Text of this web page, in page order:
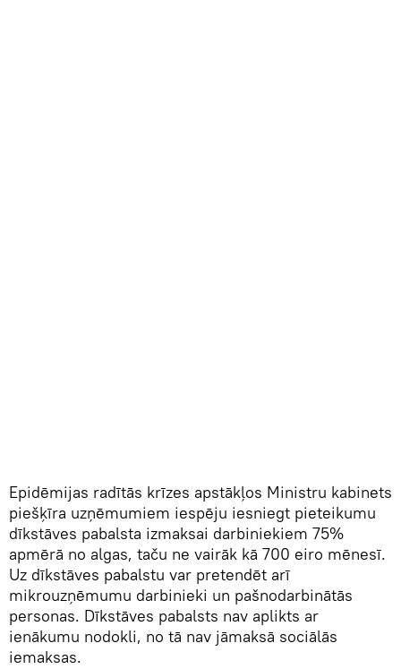
Epidēmijas radītās krīzes apstākļos Ministru kabinets
piešķīra uzņēmumiem iespēju iesniegt pieteikumu
dīkstāves pabalsta izmaksai darbiniekiem 75%
apmērā no algas, taču ne vairāk kā 700 eiro mēnesī.
Uz dīkstāves pabalstu var pretendēt arī
mikrouzņēmumu darbinieki un pašnodarbinātās
personas. Dīkstāves pabalsts nav aplikts ar
ienākumu nodokli, no tā nav jāmaksā sociālās
iemaksas.